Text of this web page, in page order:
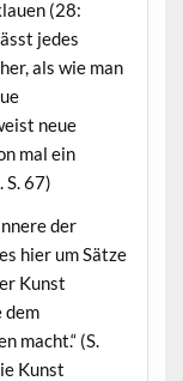
(28:
jedes
als wie man
neue
mal ein
S. 67)
der
hier um Sätze
Kunst
dem
macht.“ (S.
Kunst